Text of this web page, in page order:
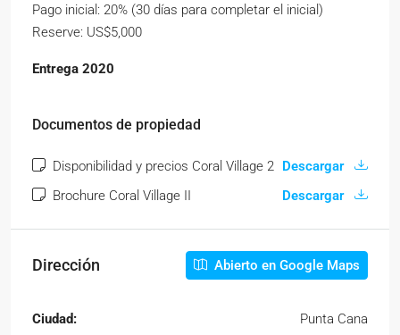
Pago inicial: 20% (30 días para completar el inicial)
Reserve: US$5,000
Entrega 2020
Documentos de propiedad
Disponibilidad y precios Coral Village 2 Descargar
Brochure Coral Village II
Descargar
Dirección Abierto en Google Maps
Ciudad: Punta Cana